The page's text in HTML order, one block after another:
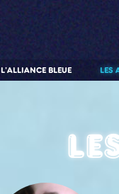
LES
L'ALLIANCE BLEUE